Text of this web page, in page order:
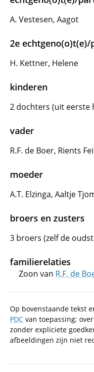
A. Vestesen, Aagot
2e
H. Kettner, Helene
kinderen
2 dochters (uit eerste
vader
R.F. de Boer, Rients
moeder
A.T. Elzinga, Aaltje
broers en zusters
3 broers (zelf de
familierelaties
Zoon van R.F. de
Op bovenstaande tekst
PDC van toepassing;
zonder expliciete
afbeeldingen zijn niet